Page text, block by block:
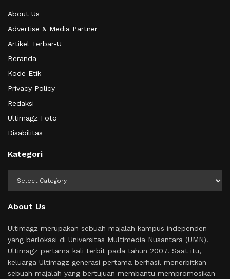
About Us
Advertise & Media Partner
Artikel Terbar-U
Beranda
Kode Etik
Privacy Policy
Redaksi
Ultimagz Foto
Disabilitas
Kategori
About Us
Ultimagz merupakan sebuah majalah kampus independen
yang berlokasi di Universitas Multimedia Nusantara (UMN).
Ultimagz pertama kali terbit pada tahun 2007. Saat itu,
keluarga Ultimagz generasi pertama berhasil menerbitkan
sebuah majalah yang bertujuan membantu mempromosikan